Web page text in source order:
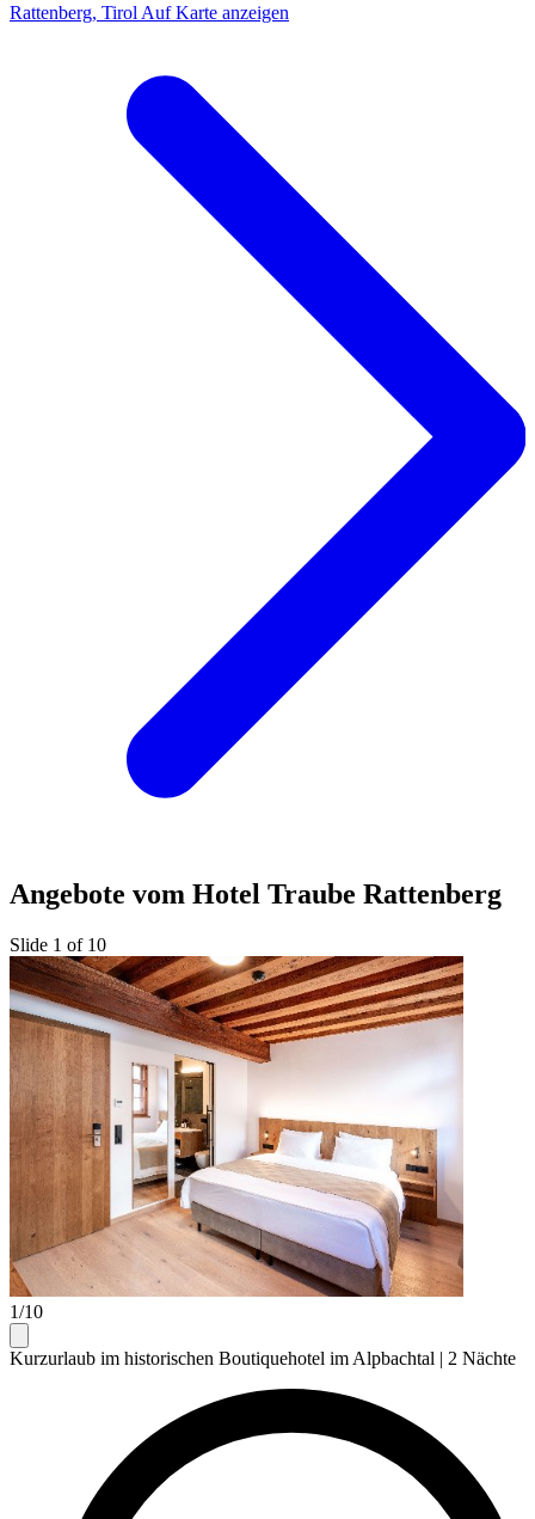
Rattenberg, Tirol Auf Karte anzeigen
Angebote vom Hotel Traube Rattenberg
Slide 1 of 10
1/10
Kurzurlaub im historischen Boutiquehotel im Alpbachtal | 2 Nächte